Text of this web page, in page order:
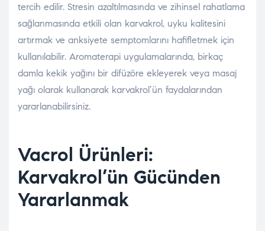
tercih edilir. Stresin azaltılmasında ve zihinsel rahatlama
sağlanmasında etkili olan karvakrol, uyku kalitesini
artırmak ve anksiyete semptomlarını hafifletmek için
kullanılabilir. Aromaterapi uygulamalarında, birkaç
damla kekik yağını bir difüzöre ekleyerek veya masaj
yağı olarak kullanarak karvakrol’ün faydalarından
yararlanabilirsiniz.
Vacrol Ürünleri:
Karvakrol’ün Gücünden
Yararlanmak